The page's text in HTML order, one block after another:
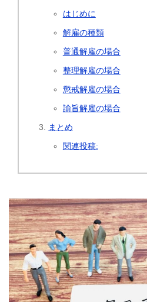
はじめに
解雇の種類
普通解雇の場合
整理解雇の場合
懲戒解雇の場合
諭旨解雇の場合
まとめ
関連投稿: